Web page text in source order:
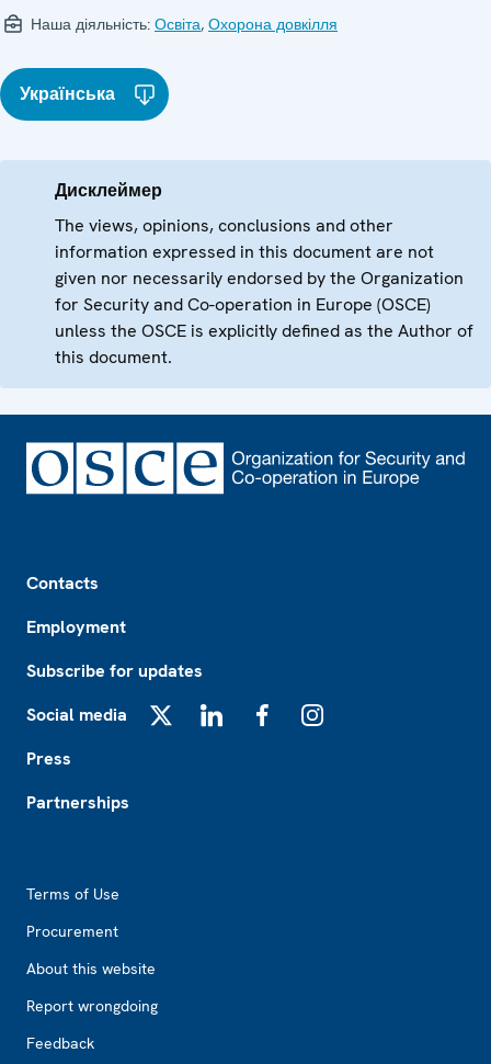
Наша діяльність: Освіта, Охорона довкілля
Українська
Дисклеймер
The views, opinions, conclusions and other
information expressed in this document are not
given nor necessarily endorsed by the Organization
for Security and Co-operation in Europe (OSCE)
unless the OSCE is explicitly defined as the Author of
this document.
Contacts
Employment
Subscribe for updates
Social media
Press
Partnerships
Terms of Use
Procurement
About this website
Report wrongdoing
Feedback